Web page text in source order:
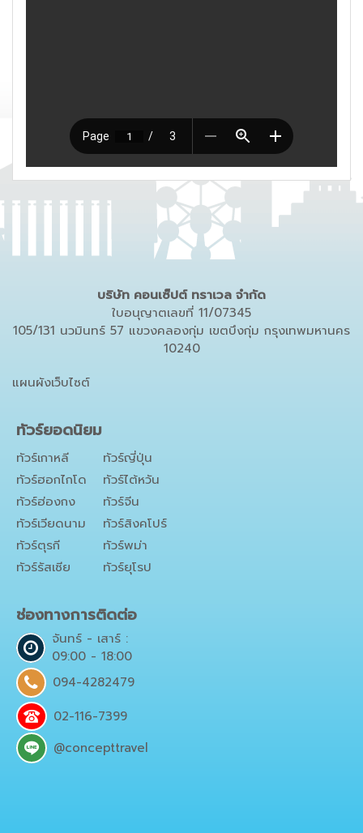
บริษัท คอนเซ็ปต์ ทราเวล จำกัด
ใบอนุญาตเลขที่ 11/07345
105/131 นวมินทร์ 57 แขวงคลองกุ่ม เขตบึงกุ่ม กรุงเทพมหานคร
10240
แผนผังเว็บไซต์
ทัวร์ยอดนิยม
ทัวร์เกาหลี
ทัวร์ฮอกไกโด
ทัวร์ฮ่องกง
ทัวร์เวียดนาม
ทัวร์ตุรกี
ทัวร์รัสเซีย
ทัวร์ญี่ปุ่น
ทัวร์ไต้หวัน
ทัวร์จีน
ทัวร์สิงคโปร์
ทัวร์พม่า
ทัวร์ยุโรป
ช่องทางการติดต่อ
จันทร์ - เสาร์ :
09:00 - 18:00
094-4282479
02-116-7399
@concepttravel